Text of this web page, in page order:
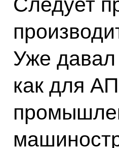
Следует
Уже давал
как для